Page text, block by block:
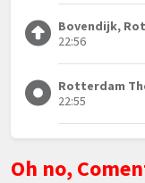
Bovendijk,
22:56
Rotterdam
22:55
Oh no,